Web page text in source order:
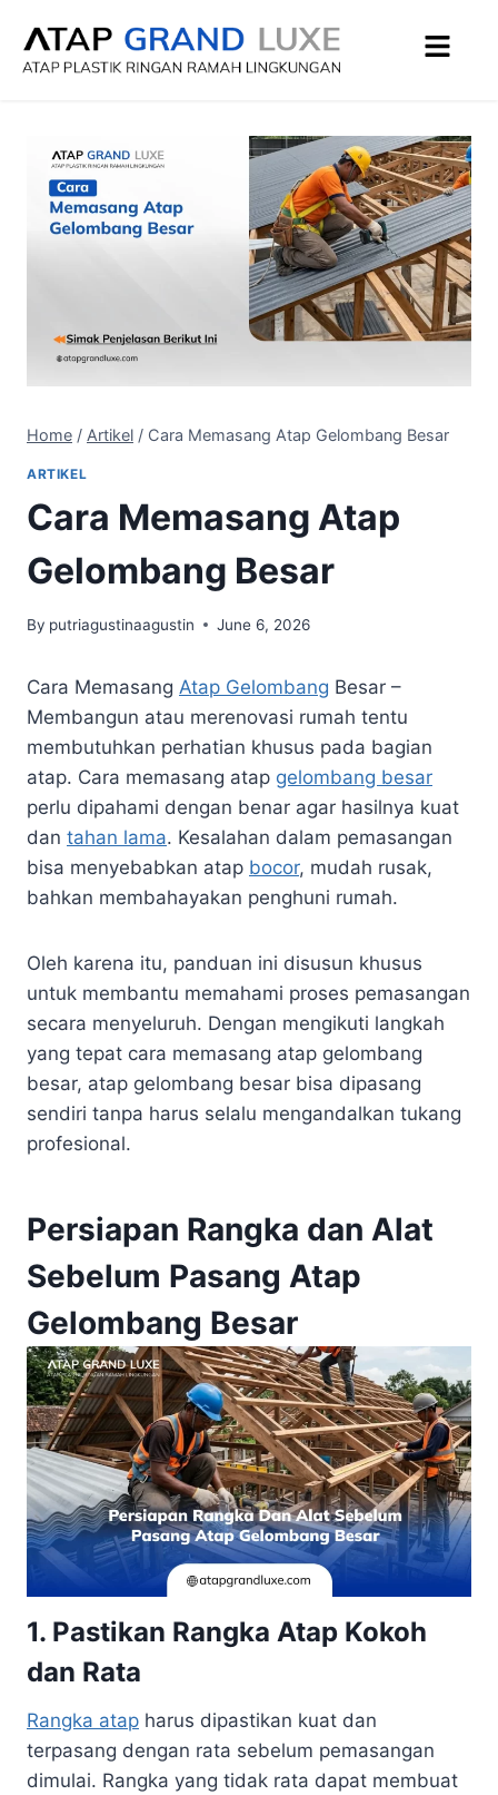
Home / Artikel / Cara Memasang Atap Gelombang Besar
ARTIKEL
Cara Memasang Atap
Gelombang Besar
By putriagustinaagustin June 6, 2026
Cara Memasang Atap Gelombang Besar –
Membangun atau merenovasi rumah tentu
membutuhkan perhatian khusus pada bagian
atap. Cara memasang atap gelombang besar
perlu dipahami dengan benar agar hasilnya kuat
dan tahan lama. Kesalahan dalam pemasangan
bisa menyebabkan atap bocor, mudah rusak,
bahkan membahayakan penghuni rumah.
Oleh karena itu, panduan ini disusun khusus
untuk membantu memahami proses pemasangan
secara menyeluruh. Dengan mengikuti langkah
yang tepat cara memasang atap gelombang
besar, atap gelombang besar bisa dipasang
sendiri tanpa harus selalu mengandalkan tukang
profesional.
Persiapan Rangka dan Alat
Sebelum Pasang Atap
Gelombang Besar
1. Pastikan Rangka Atap Kokoh
dan Rata
Rangka atap harus dipastikan kuat dan
terpasang dengan rata sebelum pemasangan
dimulai. Rangka yang tidak rata dapat membuat